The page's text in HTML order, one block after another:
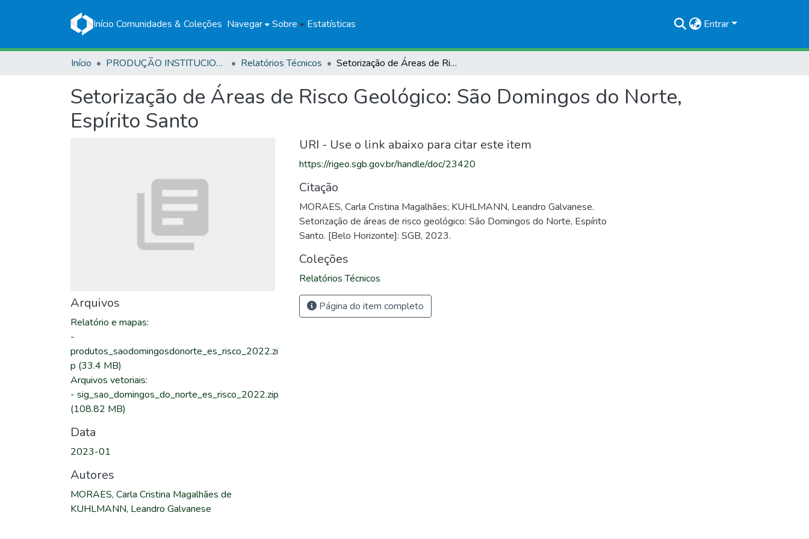
Início Comunidades & Coleções Navegar Sobre Estatísticas Entrar
Início PRODUÇÃO INSTITUCIONAL Relatórios Técnicos Setorização de Áreas de Risco Geológico: São Domingos do Norte, Espírito Santo
Setorização de Áreas de Risco Geológico: São Domingos do Norte,
Espírito Santo
Arquivos
Relatório e mapas:
-
produtos_saodomingosdonorte_es_risco_2022.zi
p (33.4 MB)
Arquivos vetoriais:
- sig_sao_domingos_do_norte_es_risco_2022.zip
(108.82 MB)
Data
2023-01
Autores
MORAES, Carla Cristina Magalhães de
KUHLMANN, Leandro Galvanese
URI - Use o link abaixo para citar este item
https://rigeo.sgb.gov.br/handle/doc/23420
Citação
MORAES, Carla Cristina Magalhães; KUHLMANN, Leandro Galvanese.
Setorização de áreas de risco geológico: São Domingos do Norte, Espírito
Santo. [Belo Horizonte]: SGB, 2023.
Coleções
Relatórios Técnicos
Página do item completo